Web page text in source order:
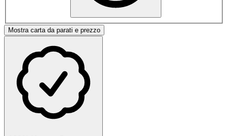
Mostra carta da parati e prezzo